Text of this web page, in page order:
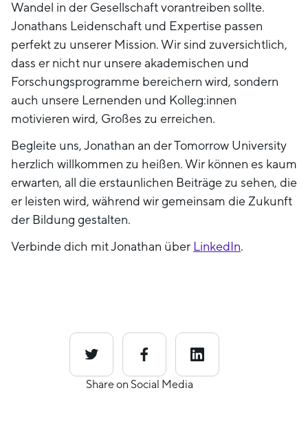
Wandel in der Gesellschaft vorantreiben sollte.
Jonathans Leidenschaft und Expertise passen
perfekt zu unserer Mission. Wir sind zuversichtlich,
dass er nicht nur unsere akademischen und
Forschungsprogramme bereichern wird, sondern
auch unsere Lernenden und Kolleg:innen
motivieren wird, Großes zu erreichen.
Begleite uns, Jonathan an der Tomorrow University
herzlich willkommen zu heißen. Wir können es kaum
erwarten, all die erstaunlichen Beiträge zu sehen, die
er leisten wird, während wir gemeinsam die Zukunft
der Bildung gestalten.
Verbinde dich mit Jonathan über LinkedIn.
Share on Social Media